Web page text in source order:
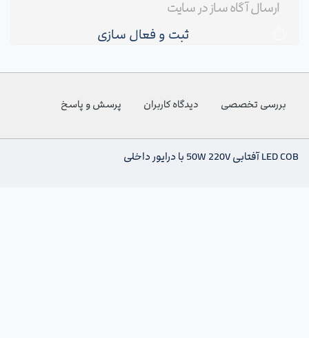
ثبت و فعال سازی
بررسی تخصصی دیدگاه کاربران پرسش و پاسخ
LED COB آفتابی 50W 220V با درایور داخلی